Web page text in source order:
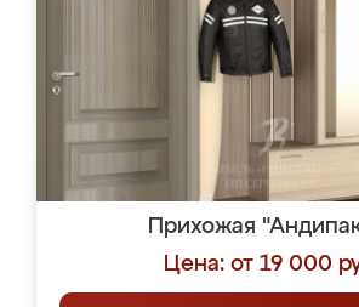
Прихожая
Цена: от 19 000